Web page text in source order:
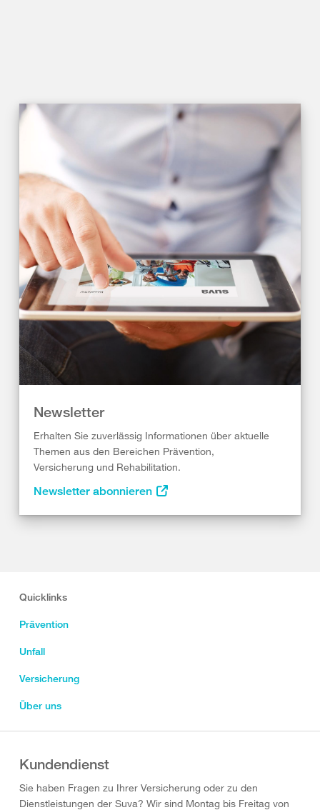
Newsletter
Erhalten Sie zuverlässig Informationen über aktuelle
Themen aus den Bereichen Prävention,
Versicherung und Rehabilitation.
Newsletter abonnieren
Quicklinks
Prävention
Unfall
Versicherung
Über uns
Kundendienst
Sie haben Fragen zu Ihrer Versicherung oder zu den
Dienstleistungen der Suva? Wir sind Montag bis Freitag von